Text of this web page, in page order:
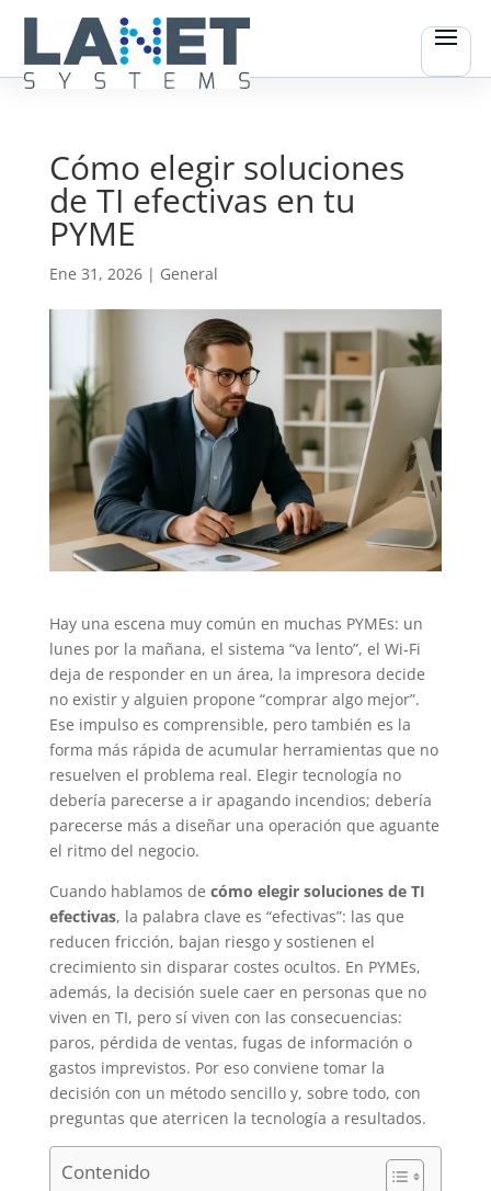
Cómo elegir soluciones
de TI efectivas en tu
PYME
Ene 31, 2026| General
Hay una escena muy común en muchas PYMEs: un
lunes por la mañana, el sistema “va lento”, el Wi‑Fi
deja de responder en un área, la impresora decide
no existir y alguien propone “comprar algo mejor”.
Ese impulso es comprensible, pero también es la
forma más rápida de acumular herramientas que no
resuelven el problema real. Elegir tecnología no
debería parecerse a ir apagando incendios; debería
parecerse más a diseñar una operación que aguante
el ritmo del negocio.
Cuando hablamos de cómo elegir soluciones de TI
efectivas, la palabra clave es “efectivas”: las que
reducen fricción, bajan riesgo y sostienen el
crecimiento sin disparar costes ocultos. En PYMEs,
además, la decisión suele caer en personas que no
viven en TI, pero sí viven con las consecuencias:
paros, pérdida de ventas, fugas de información o
gastos imprevistos. Por eso conviene tomar la
decisión con un método sencillo y, sobre todo, con
preguntas que aterricen la tecnología a resultados.
Contenido